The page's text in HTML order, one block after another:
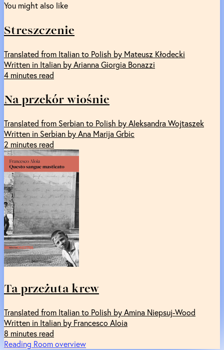
You might also like
Streszczenie
Translated from Italian to Polish by Mateusz Kłodecki
Written in Italian by Arianna Giorgia Bonazzi
4 minutes read
Na przekór wiośnie
Translated from Serbian to Polish by Aleksandra Wojtaszek
Written in Serbian by Ana Marija Grbic
2 minutes read
Ta przeżuta krew
Translated from Italian to Polish by Amina Niepsuj-Wood
Written in Italian by Francesco Aloia
8 minutes read
Reading Room overview